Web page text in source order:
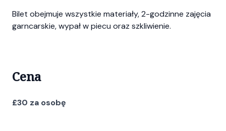
Bilet obejmuje wszystkie materiały, 2-godzinne zajęcia
garncarskie, wypał w piecu oraz szkliwienie.
Cena
£30 za osobę